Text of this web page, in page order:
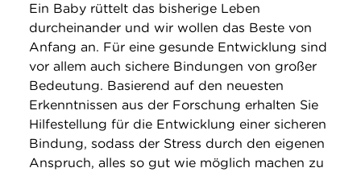
Über uns
Suche
Ein Baby rüttelt das bisherige Leben
durcheinander und wir wollen das Beste von
Anfang an. Für eine gesunde Entwicklung sind
vor allem auch sichere Bindungen von großer
Bedeutung. Basierend auf den neuesten
Erkenntnissen aus der Forschung erhalten Sie
Hilfestellung für die Entwicklung einer sicheren
Bindung, sodass der Stress durch den eigenen
Anspruch, alles so gut wie möglich machen zu